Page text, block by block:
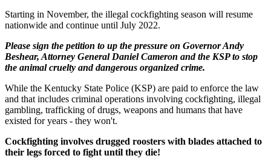
Starting in November, the illegal cockfighting season will resume
nationwide and continue until July 2022.
Please sign the petition to up the pressure on Governor Andy
Beshear, Attorney General Daniel Cameron and the KSP to stop
the animal cruelty and dangerous organized crime.
While the Kentucky State Police (KSP) are paid to enforce the law
and that includes criminal operations involving cockfighting, illegal
gambling, trafficking of drugs, weapons and humans that have
existed for years - they won't.
Cockfighting involves drugged roosters with blades attached to
their legs forced to fight until they die!